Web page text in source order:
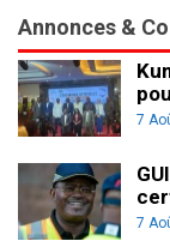
Annonces &
7
7